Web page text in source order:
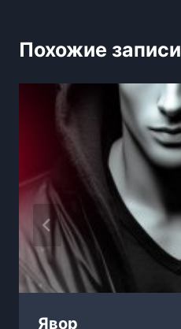
Похожие записи
Явор